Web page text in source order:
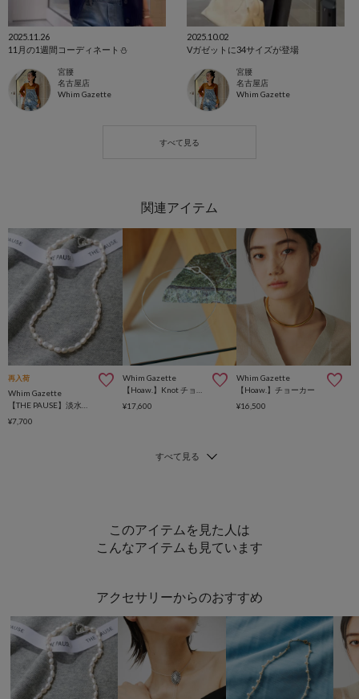
2025.11.26
11月の1週間コーディネート⛄️
宮腰
名古屋店
Whim Gazette
2025.10.02
Vガゼットに34サイズが登場
宮腰
名古屋店
Whim Gazette
再入荷
Whim Gazette
¥7,700
Whim Gazette
¥17,600
Whim Gazette
【Hoaw.】チョーカー
¥16,500
このアイテムを見た人は
こんなアイテムも見ています
アクセサリーからのおすすめ